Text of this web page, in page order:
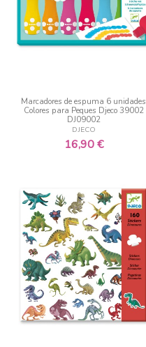
Marcadores de espuma 6 unidades
Colores para Peques Djeco 39002
DJ09002
DJECO
16,90 €